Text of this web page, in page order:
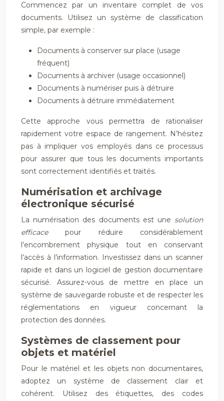
Commencez par un inventaire complet de vos
documents. Utilisez un système de classification
simple, par exemple :
Documents à conserver sur place (usage
fréquent)
Documents à archiver (usage occasionnel)
Documents à numériser puis à détruire
Documents à détruire immédiatement
Cette approche vous permettra de rationaliser
rapidement votre espace de rangement. N’hésitez
pas à impliquer vos employés dans ce processus
pour assurer que tous les documents importants
sont correctement identifiés et traités.
Numérisation et archivage
électronique sécurisé
La numérisation des documents est une solution
efficacepour réduire considérablement
l’encombrement physique tout en conservant
l’accès à l’information. Investissez dans un scanner
rapide et dans un logiciel de gestion documentaire
sécurisé. Assurez-vous de mettre en place un
système de sauvegarde robuste et de respecter les
réglementations en vigueur concernant la
protection des données.
Systèmes de classement pour
objets et matériel
Pour le matériel et les objets non documentaires,
adoptez un système de classement clair et
cohérent. Utilisez des étiquettes, des codes